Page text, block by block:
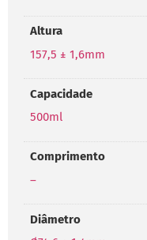
Altura
157,5 ± 1,6mm
Capacidade
500ml
Comprimento
–
Diâmetro